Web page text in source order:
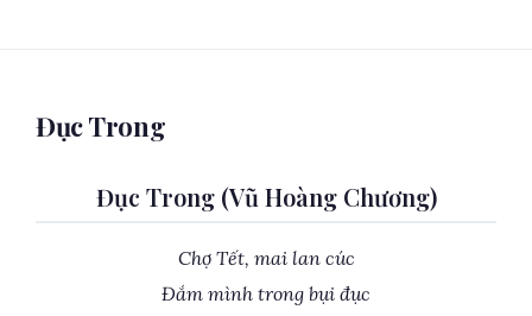
Đục Trong
Đục Trong (Vũ Hoàng Chương)
Chợ Tết, mai lan cúc
Đắm mình trong bụi đục